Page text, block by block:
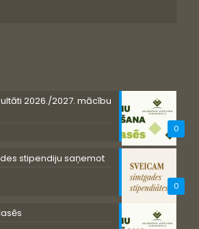
0
2026./2027. mācību
0
stipendiju saņemot